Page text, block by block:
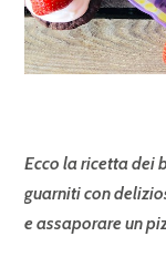
Ecco la ricetta dei
guarniti con
e assaporare un